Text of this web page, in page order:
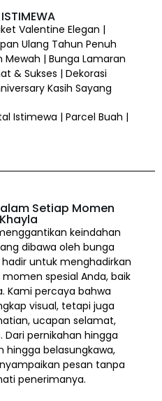
Valentine Elegan |
Ulang Tahun Penuh
Mewah | Bunga Lamaran
& Sukses | Dekorasi
Kasih Sayang
Istimewa | Parcel Buah |
Setiap Momen
keindahan
dibawa oleh bunga
hadir untuk menghadirkan
spesial Anda, baik
Kami percaya bahwa
visual, tetapi juga
ucapan selamat,
pernikahan hingga
hingga belasungkawa,
pesan tanpa
penerimanya.